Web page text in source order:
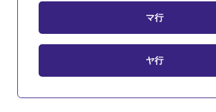
マ行
ヤ行